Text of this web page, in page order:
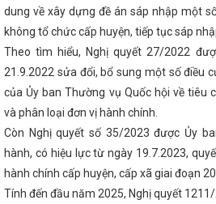
Choang Quảng Tây, Trung Quốc
tế Vũng Áng
Ban Chấp hành
và cán bộ
KHAI MẠC LỚP HUẤN
2026
Hà Tĩnh thông báo điều
về áp dụng, sử dụng văn bản, giấy
tỉnh tổ chức Hội thi Dân vận khéo
Việt Nam là quốc gia có nền kinh
năm một chặng đường
chất lượng công tác tham mưu,
Nhiều cơ hội thu hút đầu tư, thương
tế Vietnam Expo 2023
Bộ Công
thống điện và thị trường điện Quốc gia
trị trọng tâm, xuyên suốt
KẾT
các hoạt động hưởng ứng Ngày
dung về xây dựng đề án sáp nhập một
không tổ chức cấp huyện, tiếp tục sáp
Theo tìm hiểu, Nghị quyết 27/2022
21.9.2022 sửa đổi, bổ sung một số điều
của Ủy ban Thường vụ Quốc hội về tiêu
và phân loại đơn vị hành chính.
Còn Nghị quyết số 35/2023 được Ủy
hành, có hiệu lực từ ngày 19.7.2023,
hành chính cấp huyện, cấp xã giai đoạn
Tính đến đầu năm 2025, Nghị quyết